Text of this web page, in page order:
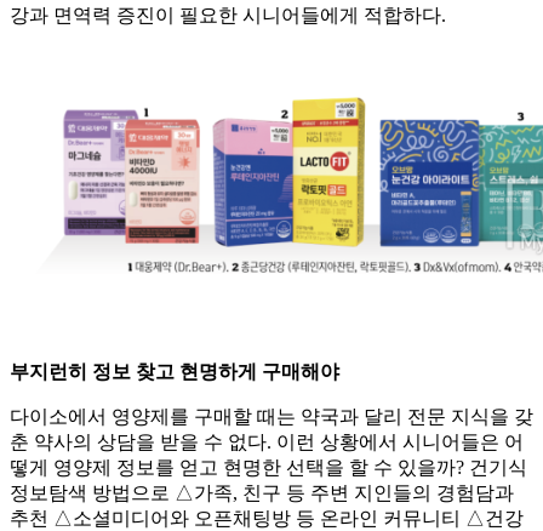
강과 면역력 증진이 필요한 시니어들에게 적합하다.
부지런히 정보 찾고 현명하게 구매해야
다이소에서 영양제를 구매할 때는 약국과 달리 전문 지식을 갖
춘 약사의 상담을 받을 수 없다. 이런 상황에서 시니어들은 어
떻게 영양제 정보를 얻고 현명한 선택을 할 수 있을까? 건기식
정보탐색 방법으로 △가족, 친구 등 주변 지인들의 경험담과
추천 △소셜미디어와 오픈채팅방 등 온라인 커뮤니티 △건강